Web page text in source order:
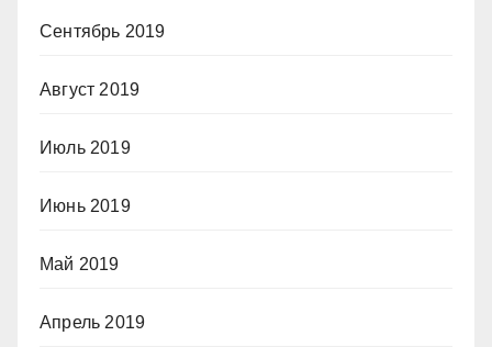
Сентябрь 2019
Август 2019
Июль 2019
Июнь 2019
Май 2019
Апрель 2019